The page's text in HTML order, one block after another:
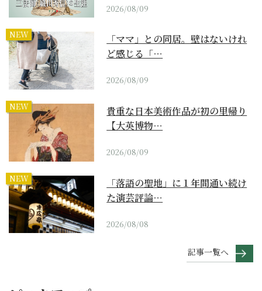
2026/08/09
NEW
「ママ」との同居。壁はないけれ
ど感じる「…
2026/08/09
NEW
貴重な日本美術作品が初の里帰り
【大英博物…
2026/08/09
NEW
「落語の聖地」に１年間通い続け
た演芸評論…
2026/08/08
記事一覧へ